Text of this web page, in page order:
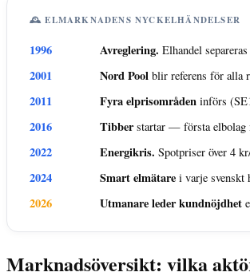
🕰️ ELMARKNADENS NYCKELHÄNDELSER
1996 Avreglering. Elhandel
2001 Nord Pool blir referens för alla
2011 Fyra elprisområden införs
2016 Tibberstartar — första elbolag
2022 Energikris. Spotpriser över 4
2024 Smart elmätare i varje
2026 Utmanare leder kundnöjdhet
Marknadsöversikt: vilka